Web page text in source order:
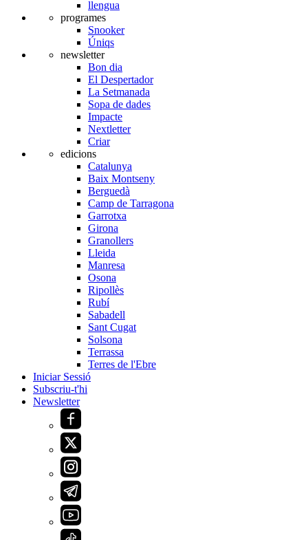
llengua
programes
Snooker
Úniqs
newsletter
Bon dia
El Despertador
La Setmanada
Sopa de dades
Impacte
Nextletter
Criar
edicions
Catalunya
Baix Montseny
Berguedà
Camp de Tarragona
Garrotxa
Girona
Granollers
Lleida
Manresa
Osona
Ripollès
Rubí
Sabadell
Sant Cugat
Solsona
Terrassa
Terres de l'Ebre
Iniciar Sessió
Subscriu-t'hi
Newsletter